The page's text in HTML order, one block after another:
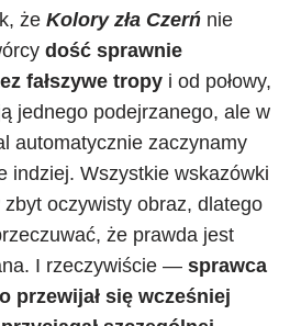
że Kolory zła Czerń nie
dość sprawnie
fałszywe tropy i od połowy,
jednego podejrzanego, ale w
automatycznie zaczynamy
indziej. Wszystkie wskazówki
zbyt oczywisty obraz, dlatego
że prawda jest
I rzeczywiście — sprawca
przewijał się wcześniej